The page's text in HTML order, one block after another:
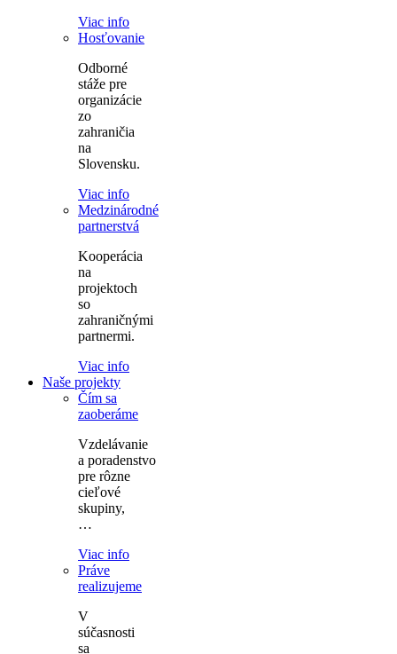
Viac info
Hosťovanie
Odborné
stáže pre
organizácie
zo
zahraničia
na
Slovensku.
Viac info
Medzinárodné
partnerstvá
Kooperácia
na
projektoch
so
zahraničnými
partnermi.
Viac info
Naše projekty
Čím sa
zaoberáme
Vzdelávanie
a poradenstvo
pre rôzne
cieľové
skupiny,
…
Viac info
Práve
realizujeme
V
súčasnosti
sa